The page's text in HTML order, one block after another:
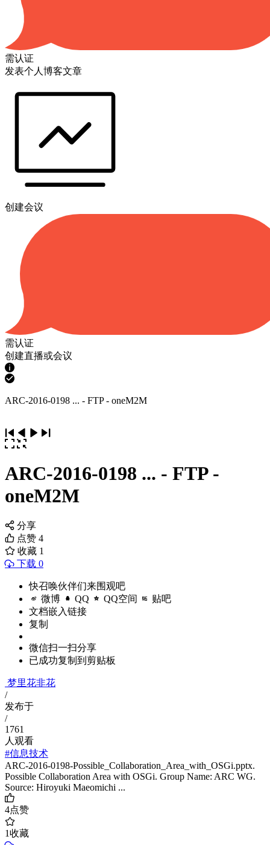
需认证
发表个人博客文章
创建会议
需认证
创建直播或会议
ARC-2016-0198 ... - FTP - oneM2M
ARC-2016-0198 ... - FTP -
oneM2M
分享
点赞 4
收藏 1
下载 0
快召唤伙伴们来围观吧
微博 QQ QQ空间 贴吧
文档嵌入链接
复制
微信扫一扫分享
已成功复制到剪贴板
梦里花非花
/
发布于
/
1761
人观看
#信息技术
ARC-2016-0198-Possible_Collaboration_Area_with_OSGi.pptx.
Possible Collaboration Area with OSGi. Group Name: ARC WG.
Source: Hiroyuki Maeomichi ...
4点赞
1收藏